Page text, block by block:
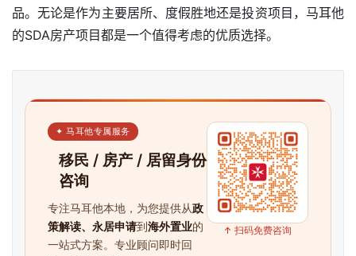
品。无论是作为主要居所、度假胜地还是投资项目，马耳他
的SDA房产项目都是一个值得考虑的优质选择。
✦ 马耳他专属服务
移民 / 房产 / 居留身份
咨询
专注马耳他本地，为您提供从政
策解读、永居申请到海外置业的
一站式方案。专业顾问即时回
↑ 扫码免费咨询